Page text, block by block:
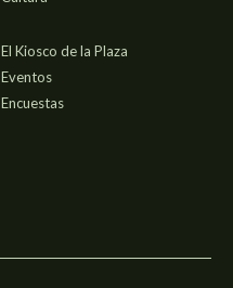
El Kiosco de la Plaza
Eventos
Encuestas